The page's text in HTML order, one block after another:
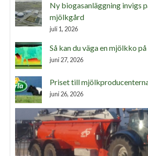
Ny biogasanläggning invigs
mjölkgård
juli 1, 2026
Så kan du väga en mjölkko
juni 27, 2026
Priset till
juni 26, 2026